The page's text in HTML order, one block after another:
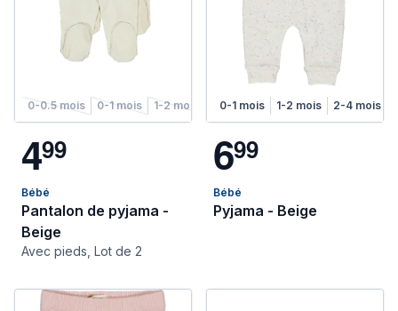
0-0.5 mois 0-1 mois 1-2 mois 2-4 mois 4-6 mois
499
Bébé
Pantalon de pyjama -
Beige
Avec pieds, Lot de 2
0-1 mois 1-2 mois 2-4 mois
699
Bébé
Pyjama - Beige